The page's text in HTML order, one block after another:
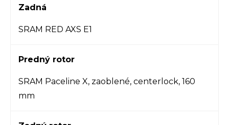
Zadná
SRAM RED AXS E1
Predný rotor
SRAM Paceline X, zaoblené, centerlock, 160
mm